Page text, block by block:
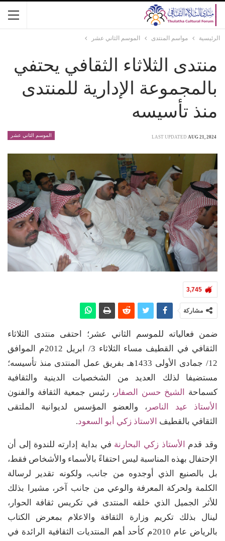
الرئيسية مواسم المنتدى الموسم الثاني عشر
منتدى الثلاثاء الثقافي يحتفي
بالمجموعة الإدارية للمنتدى
منذ تأسيسه
الموسم الثاني عشر LAST UPDATED AUG 21, 2024
3,745
مشاركة
ضمن فعالياته للموسم الثاني عشر؛ احتفى منتدى الثلاثاء
الثقافي في القطيف مساء الثلاثاء 3/ ابريل 2012م الموافق
12/ جمادى الأولى 1433هـ بفريق عمل المنتدى منذ تأسيسه؛
مستضيفا لذلك العديد من الشخصيات الدينية والثقافية
كسماحة
الشيخ حسن الصفار ، رئيس جمعية الثقافة والفنون
الأستاذ عيد الناصر ، والعضو المؤسس لديوانية الملتقى
الثقافي بالقطيف
الاستاذ زكي أبو السعود.
وقد قدم الأستاذ زكي البحارنة في بداية إدارته للندوة إلى أن
الإحتفال بهذه المناسبة ليس احتفاءً بالأسماء والأشخاص فقط،
بل بالصنيع الذي أوجدوه من جانب، ولكونه تقدير لرسالة
الكلمة ولحركة المعرفة والوعي من جانب آخر، مشيرا بذلك
للأثر الجميل الذي خلقه المنتدى في تكريس ثقافة الحوار،
لينال بذلك تكريم وزارة الثقافة والاعلام بمعرض الكتاب
بالرياض عام 2010م كأحد أهم المنتديات الثقافية الرائدة في